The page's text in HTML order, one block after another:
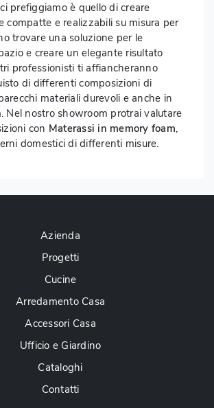
prefiggiamo è quello di creare
compatte e realizzabili su misura per
trovare una soluzione per le
e creare un elegante risultato
professionisti ti affiancheranno
di differenti composizioni di
materiali durevoli e anche in
Nel nostro showroom protrai valutare
con Materassi in memory foam,
domestici di differenti misure.
Azienda
Progetti
Cucine
Arredamento Casa
Accessori Casa
Ufficio e Giardino
Cataloghi
Contatti